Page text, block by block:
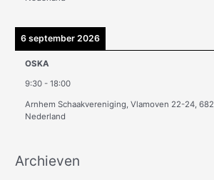
6 september 2026
OSKA
9:30 -18:00
Arnhem Schaakvereniging, Vlamoven 22-24,
Nederland
Archieven